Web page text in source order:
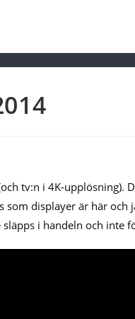
tv:n i 4K-upplösning).
som displayer är här
i handeln och inte